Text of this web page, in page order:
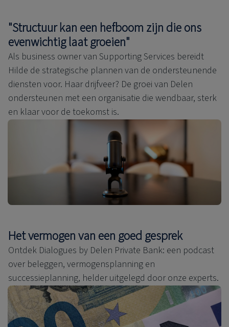
"Structuur kan een hefboom zijn die ons
evenwichtig laat groeien"
Als business owner van Supporting Services bereidt
Hilde de strategische plannen van de ondersteunende
diensten voor. Haar drijfveer? De groei van Delen
ondersteunen met een organisatie die wendbaar, sterk
en klaar voor de toekomst is.
Het vermogen van een goed gesprek
Ontdek Dialogues by Delen Private Bank: een podcast
over beleggen, vermogensplanning en
successieplanning, helder uitgelegd door onze experts.